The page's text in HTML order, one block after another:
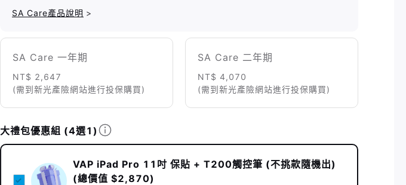
SA Care產品說明 >
SA Care 一年期
NT$ 2,647
(需到新光產險網站進行投保購買)
SA Care 二年期
NT$ 4,070
(需到新光產險網站進行投保購買)
大禮包優惠組 (4選1)
VAP iPad Pro 11吋 保貼 + T200觸控筆 (不挑款隨機出)
(總價值 $2,870)